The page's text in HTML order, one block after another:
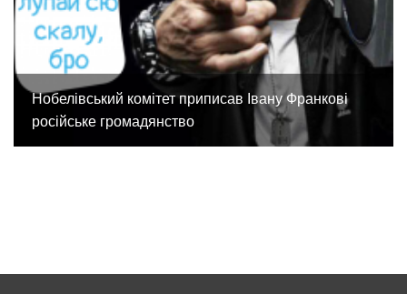
Нобелівський комітет приписав Івану Франкові
російське громадянство